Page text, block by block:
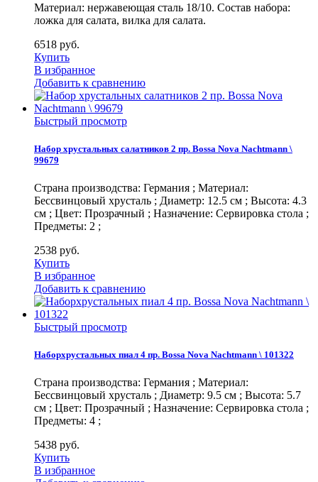
Материал: нержавеющая сталь 18/10. Состав набора:
ложка для салата, вилка для салата.
6518 руб.
Купить
В избранное
Добавить к сравнению
Быстрый просмотр
Набор хрустальных салатников 2 пр. Bossa Nova Nachtmann \
99679
Страна производства: Германия ; Материал:
Бессвинцовый хрусталь ; Диаметр: 12.5 см ; Высота: 4.3
см ; Цвет: Прозрачный ; Назначение: Сервировка стола ;
Предметы: 2 ;
2538 руб.
Купить
В избранное
Добавить к сравнению
Быстрый просмотр
Наборхрустальных пиал 4 пр. Bossa Nova Nachtmann \ 101322
Страна производства: Германия ; Материал:
Бессвинцовый хрусталь ; Диаметр: 9.5 см ; Высота: 5.7
см ; Цвет: Прозрачный ; Назначение: Сервировка стола ;
Предметы: 4 ;
5438 руб.
Купить
В избранное